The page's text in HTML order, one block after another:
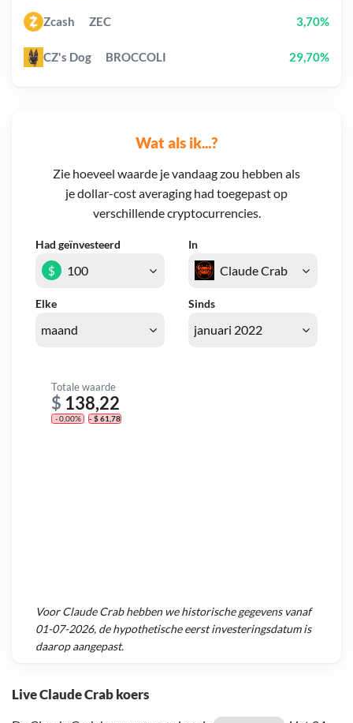
Live Claude Crab koers
Wat als ik...?
Zie hoeveel waarde je vandaag zou hebben als
je dollar-cost averaging had toegepast op
verschillende cryptocurrencies.
Had geïnvesteerd In
Elke Sinds
$
Totale waarde
$ 138,22
- 0,00% - $ 61,78
VoorClaude Crabhebben we historische gegevens vanaf
01-07-2026, de hypothetische eerst investeringsdatum is
daarop aangepast.
Zcash ZEC 3,70%
CZ's Dog BROCCOLI 29,70%